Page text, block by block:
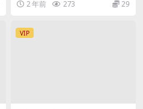
管理，系统掌握Go...
2 年前 273 29
VIP